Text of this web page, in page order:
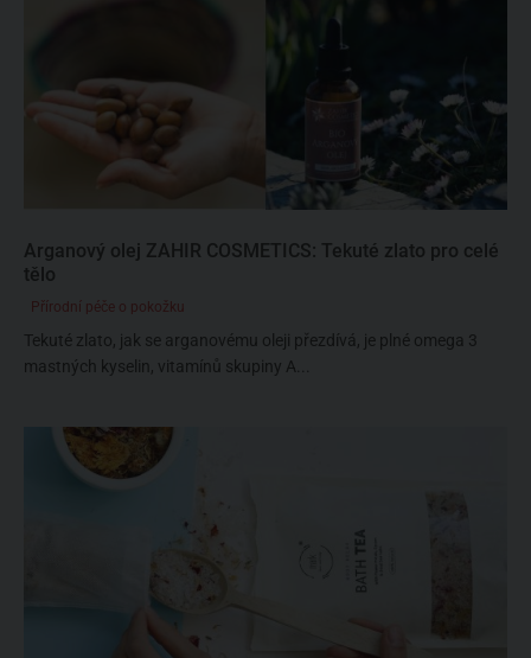
Arganový olej ZAHIR COSMETICS: Tekuté zlato pro celé
tělo
Přírodní péče o pokožku
Tekuté zlato, jak se arganovému oleji přezdívá, je plné omega 3
mastných kyselin, vitamínů skupiny A...